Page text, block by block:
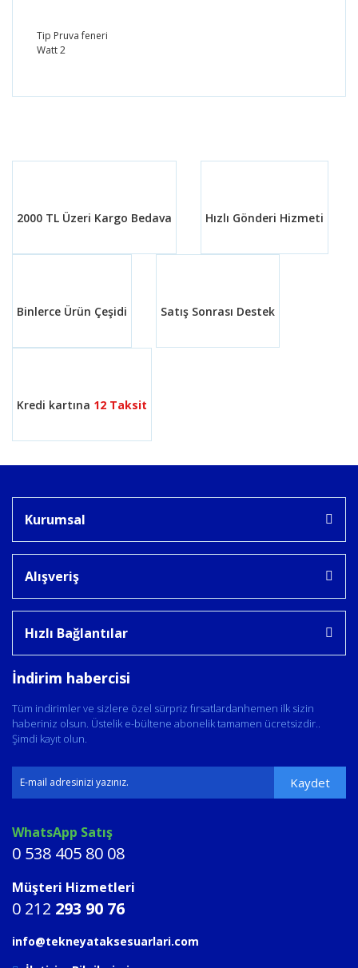
Tip Pruva feneri
Watt 2
Yorum Yaz
Ürün bilgilerinde hatalar bulunuyor.
2000 TL Üzeri Kargo Bedava Hızlı Gönderi Hizmeti
Binlerce Ürün Çeşidi Satış Sonrası Destek
Kredi kartına 12 Taksit
Kurumsal
Alışveriş
Hızlı Bağlantılar
İndirim habercisi
Tüm indirimler ve sizlere özel sürpriz fırsatlardanhemen ilk sizin
haberiniz olsun. Üstelik e-bültene abonelik tamamen ücretsizdir..
Şimdi kayıt olun.
Kaydet
WhatsApp Satış
0 538 405 80 08
Müşteri Hizmetleri
0 212 293 90 76
info@tekneyataksesuarlari.com